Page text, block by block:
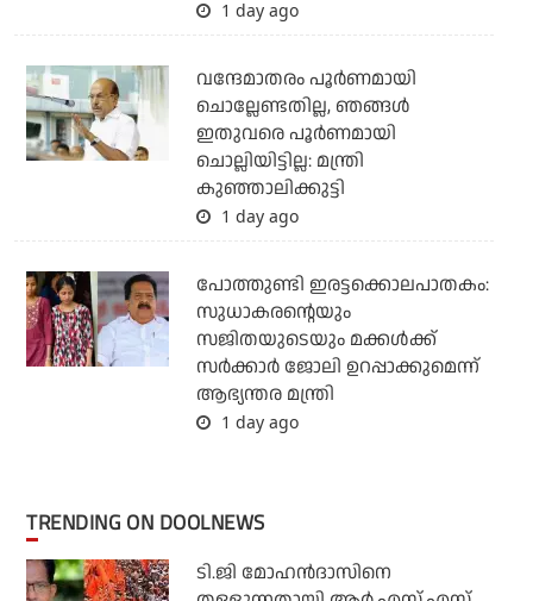
1 day ago
വന്ദേമാതരം പൂര്‍ണമായി
ചൊല്ലേണ്ടതില്ല, ഞങ്ങള്‍
ഇതുവരെ പൂര്‍ണമായി
ചൊല്ലിയിട്ടില്ല: മന്ത്രി
കുഞ്ഞാലിക്കുട്ടി
1 day ago
പോത്തുണ്ടി ഇരട്ടക്കൊലപാതകം:
സുധാകരന്റെയും
സജിതയുടെയും മക്കള്‍ക്ക്
സര്‍ക്കാര്‍ ജോലി ഉറപ്പാക്കുമെന്ന്
ആഭ്യന്തര മന്ത്രി
1 day ago
TRENDING ON DOOLNEWS
ടി.ജി മോഹന്‍ദാസിനെ